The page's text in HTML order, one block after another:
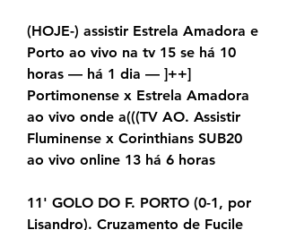
(HOJE-) assistir Estrela Amadora e
Porto ao vivo na tv 15 se há 10
horas — há 1 dia — ]++]
Portimonense x Estrela Amadora
ao vivo onde a(((TV AO. Assistir
Fluminense x Corinthians SUB20
ao vivo online 13 há 6 horas
11' GOLO DO F. PORTO (0-1, por
Lisandro). Cruzamento de Fucile